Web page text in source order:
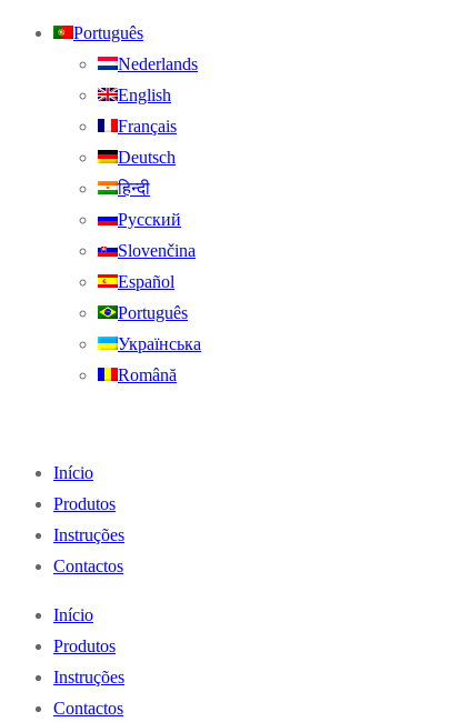
Português
Nederlands
English
Français
Deutsch
हिन्दी
Русский
Slovenčina
Español
Português
Українська
Română
Início
Produtos
Instruções
Contactos
Início
Produtos
Instruções
Contactos